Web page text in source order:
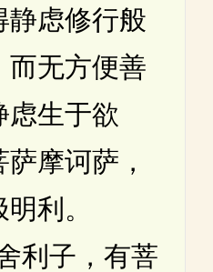
静虑修行般
而无方便善
虑生于欲
摩诃萨，
利。
子，有菩